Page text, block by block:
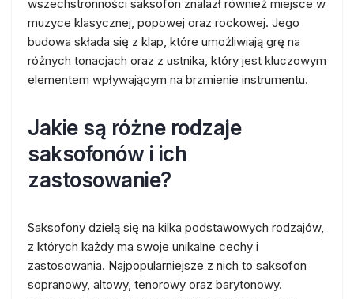
wszechstronności saksofon znalazł również miejsce w
muzyce klasycznej, popowej oraz rockowej. Jego
budowa składa się z klap, które umożliwiają grę na
różnych tonacjach oraz z ustnika, który jest kluczowym
elementem wpływającym na brzmienie instrumentu.
Jakie są różne rodzaje
saksofonów i ich
zastosowanie?
Saksofony dzielą się na kilka podstawowych rodzajów,
z których każdy ma swoje unikalne cechy i
zastosowania. Najpopularniejsze z nich to saksofon
sopranowy, altowy, tenorowy oraz barytonowy.